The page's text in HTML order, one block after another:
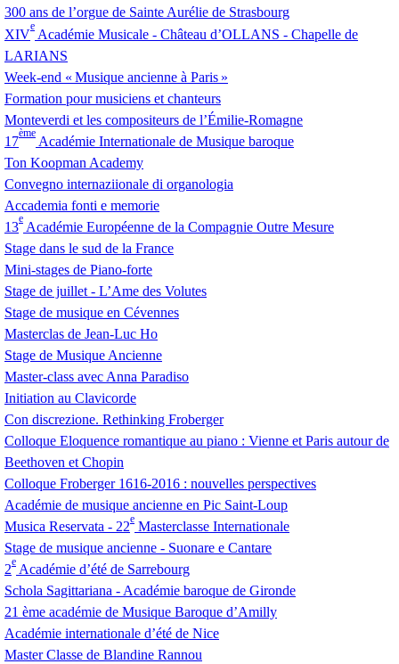
300 ans de l’orgue de Sainte Aurélie de Strasbourg
XIV
e
Académie Musicale - Château d’OLLANS - Chapelle de
LARIANS
Week-end « Musique ancienne à Paris »
Formation pour musiciens et chanteurs
Monteverdi et les compositeurs de l’Émilie-Romagne
17
ème
Académie Internationale de Musique baroque
Ton Koopman Academy
Convegno internaziionale di organologia
Accademia fonti e memorie
13
e
Académie Européenne de la Compagnie Outre Mesure
Stage dans le sud de la France
Mini-stages de Piano-forte
Stage de juillet - L’Ame des Volutes
Stage de musique en Cévennes
Masterclas de Jean-Luc Ho
Stage de Musique Ancienne
Master-class avec Anna Paradiso
Initiation au Clavicorde
Con discrezione. Rethinking Froberger
Colloque Eloquence romantique au piano : Vienne et Paris autour de
Beethoven et Chopin
Colloque Froberger 1616-2016 : nouvelles perspectives
Académie de musique ancienne en Pic Saint-Loup
Musica Reservata - 22
e
Masterclasse Internationale
Stage de musique ancienne - Suonare e Cantare
2
e
Académie d’été de Sarrebourg
Schola Sagittariana - Académie baroque de Gironde
21 ème académie de Musique Baroque d’Amilly
Académie internationale d’été de Nice
Master Classe de Blandine Rannou